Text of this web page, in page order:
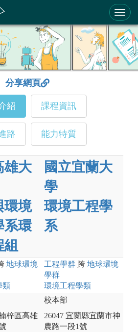
育才輔助系統
分享網頁
紹 課程資訊
路 能力特質
雄大
環境
系環
國立宜蘭大
學
環境工程學
系
地球環境
類
工程學群 跨 地球環境
學群
環境工程學類
梓區高雄
校本部
26047 宜蘭縣宜蘭市神
農路一段1號